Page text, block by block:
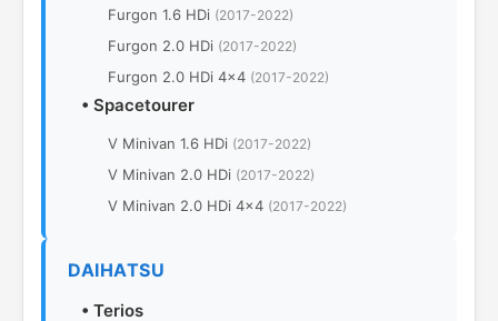
Furgon 1.6 HDi (2017-2022)
Furgon 2.0 HDi (2017-2022)
Furgon 2.0 HDi 4x4 (2017-2022)
• Spacetourer
V Minivan 1.6 HDi (2017-2022)
V Minivan 2.0 HDi (2017-2022)
V Minivan 2.0 HDi 4x4 (2017-2022)
DAIHATSU
• Terios